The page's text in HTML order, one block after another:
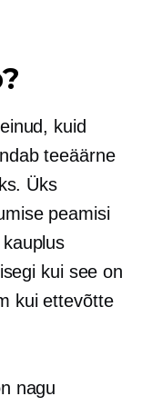
kuid
teeäärne
Üks
peamisi
kui see on
kui ettevõtte
nagu